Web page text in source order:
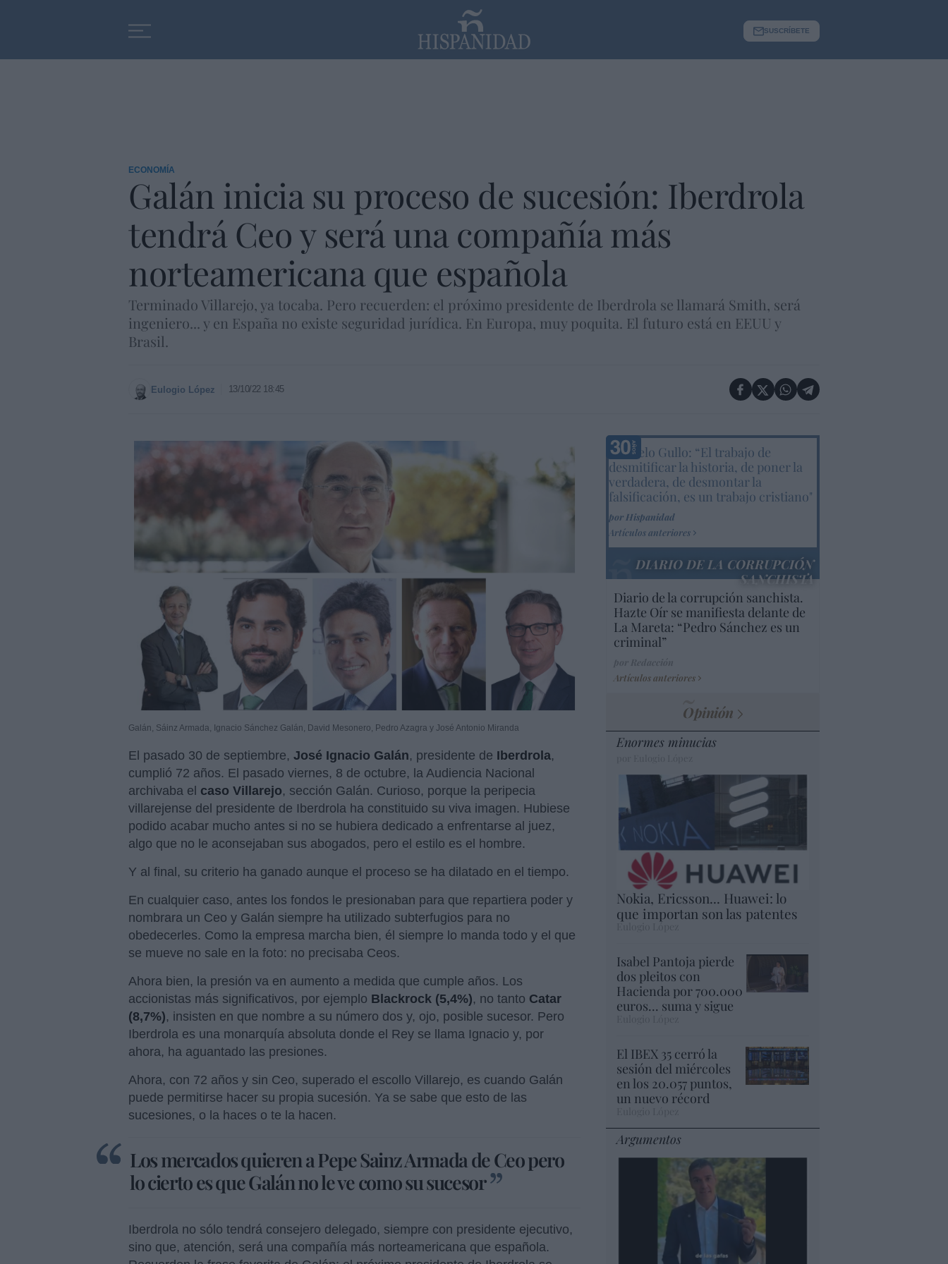
SUSCRÍBETE
ECONOMÍA
Galán inicia su proceso de sucesión: Iberdrola
tendrá Ceo y será una compañía más
norteamericana que española
Terminado Villarejo, ya tocaba. Pero recuerden: el próximo presidente de Iberdrola se llamará Smith, será
ingeniero... y en España no existe seguridad jurídica. En Europa, muy poquita. El futuro está en EEUU y
Brasil.
Eulogio López 13/10/22 18:45
Galán, Sáinz Armada, Ignacio Sánchez Galán, David Mesonero, Pedro Azagra y José Antonio Miranda
El pasado 30 de septiembre, José Ignacio Galán, presidente de Iberdrola,
cumplió 72 años. El pasado viernes, 8 de octubre, la Audiencia Nacional
archivaba el caso Villarejo, sección Galán. Curioso, porque la peripecia
villarejense del presidente de Iberdrola ha constituido su viva imagen. Hubiese
podido acabar mucho antes si no se hubiera dedicado a enfrentarse al juez,
algo que no le aconsejaban sus abogados, pero el estilo es el hombre.
Y al final, su criterio ha ganado aunque el proceso se ha dilatado en el tiempo.
En cualquier caso, antes los fondos le presionaban para que repartiera poder y
nombrara un Ceo y Galán siempre ha utilizado subterfugios para no
obedecerles. Como la empresa marcha bien, él siempre lo manda todo y el que
se mueve no sale en la foto: no precisaba Ceos.
Ahora bien, la presión va en aumento a medida que cumple años. Los
accionistas más significativos, por ejemplo Blackrock (5,4%), no tanto Catar
(8,7%), insisten en que nombre a su número dos y, ojo, posible sucesor. Pero
Iberdrola es una monarquía absoluta donde el Rey se llama Ignacio y, por
ahora, ha aguantado las presiones.
Ahora, con 72 años y sin Ceo, superado el escollo Villarejo, es cuando Galán
puede permitirse hacer su propia sucesión. Ya se sabe que esto de las
sucesiones, o la haces o te la hacen.
Los mercados quieren a Pepe Sainz Armada de Ceo pero
lo cierto es que Galán no le ve como su sucesor
Iberdrola no sólo tendrá consejero delegado, siempre con presidente ejecutivo,
sino que, atención, será una compañía más norteamericana que española.
Marcelo Gullo: “El trabajo de
desmitificar la historia, de poner la
verdadera, de desmontar la
falsificación, es un trabajo cristiano"
por Hispanidad
Artículos anteriores
DIARIO DE LA CORRUPCIÓN
SANCHISTA
Diario de la corrupción sanchista.
Hazte Oír se manifiesta delante de
La Mareta: “Pedro Sánchez es un
criminal”
Artículos anteriores
Opinión
Enormes minucias
Nokia, Ericsson... Huawei: lo
que importan son las patentes
Eulogio López
Isabel Pantoja pierde
dos pleitos con
Hacienda por 700.000
euros... suma y sigue
El IBEX 35 cerró la
sesión del miércoles
en los 20.057 puntos,
un nuevo récord
Argumentos